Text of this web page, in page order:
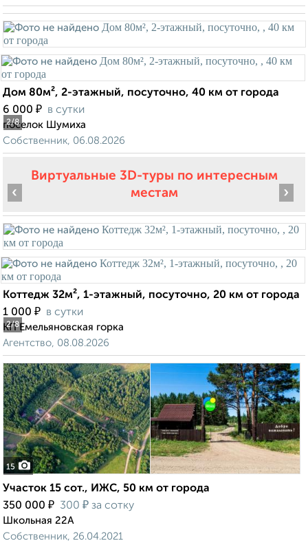
2/8
Дом 80м², 2-этажный, посуточно, 40 км от города
6 000 ₽ в сутки
поселок Шумиха
Собственник, 06.08.2026
Виртуальные 3D-туры по интересным
местам
2/8
‹ ›
Коттедж 32м², 1-этажный, посуточно, 20 км от города
1 000 ₽ в сутки
КП Емельяновская горка
Агентство, 08.08.2026
15
Участок 15 сот., ИЖС, 50 км от города
350 000 ₽ 300 ₽ за сотку
Школьная 22А
Собственник, 26.04.2021